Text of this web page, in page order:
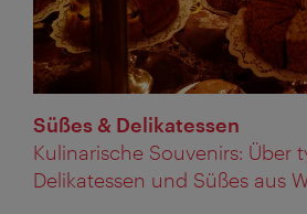
Süßes & Delikatessen
Kulinarische Souvenirs: Über
Delikatessen und Süßes aus